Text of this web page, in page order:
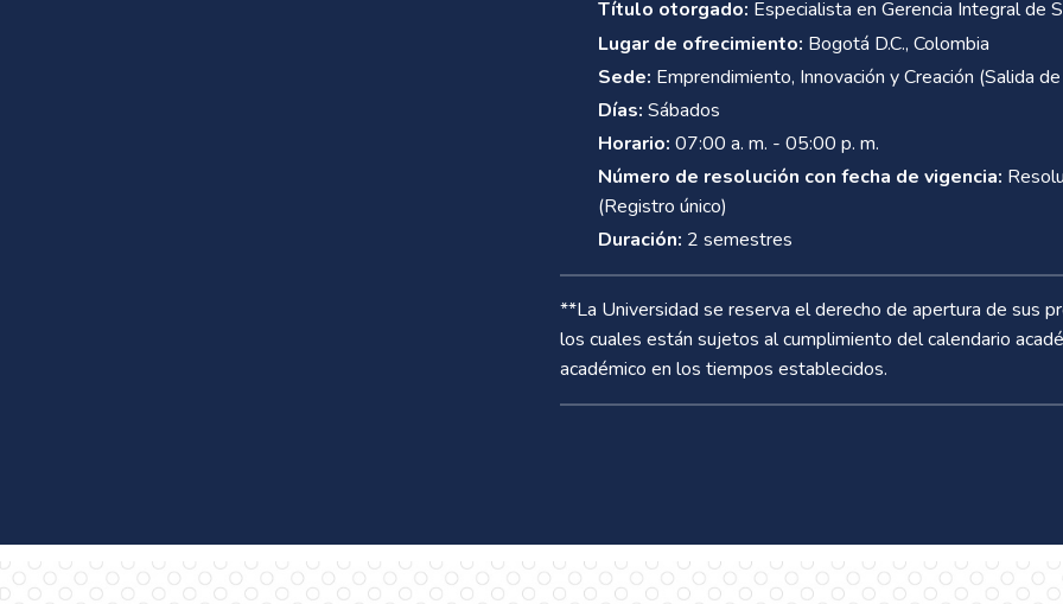
Título otorgado: Especialista en Gerencia Integral de
Lugar de ofrecimiento: Bogotá D.C., Colombia
Sede: Emprendimiento, Innovación y Creación (Salida
Días: Sábados
Horario: 07:00 a. m. - 05:00 p. m.
Número de resolución con fecha de vigencia:
(Registro único)
Duración: 2 semestres
**La Universidad se reserva el derecho de apertura de sus
los cuales están sujetos al cumplimiento del calendario
académico en los tiempos establecidos.